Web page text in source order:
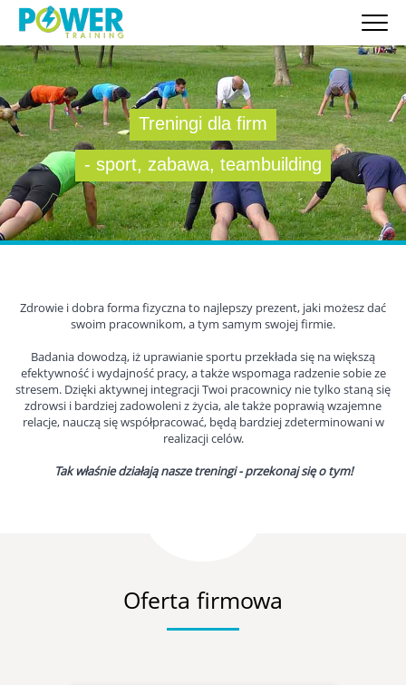
Treningi dla firm
- sport, zabawa, teambuilding
Zdrowie i dobra forma fizyczna to najlepszy prezent, jaki możesz dać
swoim pracownikom, a tym samym swojej firmie.
Badania dowodzą, iż uprawianie sportu przekłada się na większą
efektywność i wydajność pracy, a także wspomaga radzenie sobie ze
stresem. Dzięki aktywnej integracji Twoi pracownicy nie tylko staną się
zdrowsi i bardziej zadowoleni z życia, ale także poprawią wzajemne
relacje, nauczą się współpracować, będą bardziej zdeterminowani w
realizacji celów.
Tak właśnie działają nasze treningi - przekonaj się o tym!
Oferta firmowa